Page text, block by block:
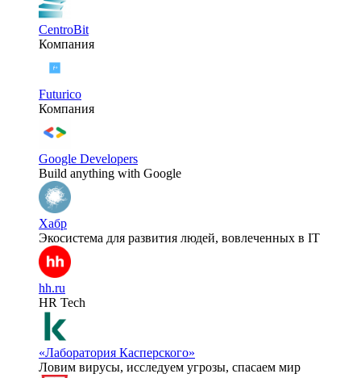
CentroBit
Компания
Futurico
Компания
Google Developers
Build anything with Google
Хабр
Экосистема для развития людей, вовлеченных в IT
hh.ru
HR Tech
«Лаборатория Касперского»
Ловим вирусы, исследуем угрозы, спасаем мир